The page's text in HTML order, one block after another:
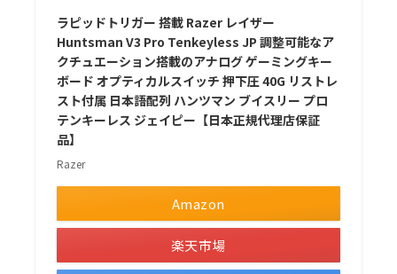
ラピッドトリガー 搭載 Razer レイザー
Huntsman V3 Pro Tenkeyless JP 調整可能なア
クチュエーション搭載のアナログ ゲーミングキー
ボード オプティカルスイッチ 押下圧 40G リストレ
スト付属 日本語配列 ハンツマン ブイスリー プロ
テンキーレス ジェイピー【日本正規代理店保証
品】
Razer
Amazon
楽天市場